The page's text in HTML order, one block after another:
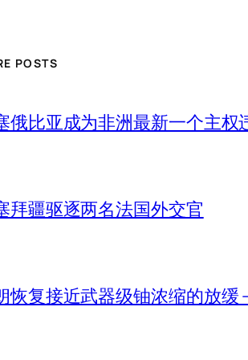
POSTS
俄比亚成为非洲最新一个主权
拜疆驱逐两名法国外交官
恢复接近武器级铀浓缩的放缓